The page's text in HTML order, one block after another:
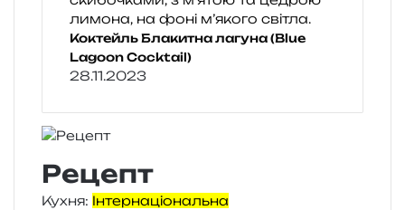
Коктейль Блакитна лагуна (Blue
Lagoon Cocktail)
28.11.2023
Рецепт
Кухня: Інтернаціональна